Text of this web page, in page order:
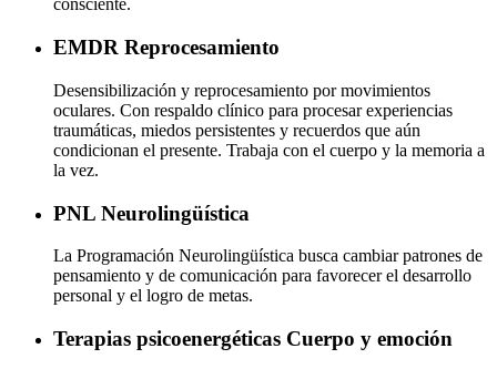
consciente.
EMDR Reprocesamiento
Desensibilización y reprocesamiento por movimientos
oculares. Con respaldo clínico para procesar experiencias
traumáticas, miedos persistentes y recuerdos que aún
condicionan el presente. Trabaja con el cuerpo y la memoria a
la vez.
PNL Neurolingüística
La Programación Neurolingüística busca cambiar patrones de
pensamiento y de comunicación para favorecer el desarrollo
personal y el logro de metas.
Terapias psicoenergéticas Cuerpo y emoción